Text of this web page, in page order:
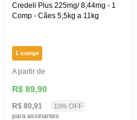
Credeli Plus 225mg/ 8,44mg - 1
Comp - Cães 5,5kg a 11kg
1 compr
A partir de
R$ 89,90
R$ 80,91
10% OFF
para assinantes